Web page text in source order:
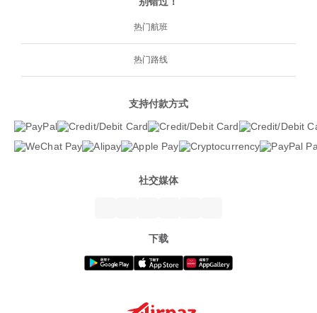
热门航班
热门路线
支持付款方式
社交媒体
下载